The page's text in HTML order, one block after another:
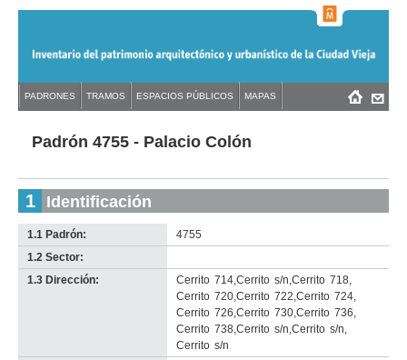
navigation
Back
topPadrón 4755 - Palacio Colón
1 Identificación
1.1 Padrón:
4755
1.2 Sector:
no
info-
1.3 Dirección: Cerrito 714,Cerrito s/n,Cerrito 718,
Cerrito 720,Cerrito 722,Cerrito 724,
Cerrito 726,Cerrito 730,Cerrito 736,
Cerrito 738,Cerrito s/n,Cerrito s/n,
Cerrito s/n
Back
to Menú
PADRONES TRAMOS ESPACIOS PÚBLICOS MAPAS